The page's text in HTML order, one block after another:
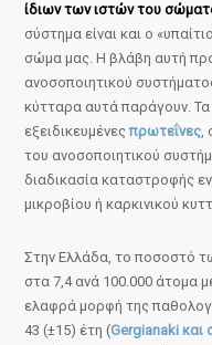
ίδιων των ιστών του
σύστημα είναι και ο
σώμα μας. Η βλάβη αυτή
ανοσοποιητικού
κύτταρα αυτά παράγουν. Τα
εξειδικευμένεςπρωτεΐνες,
του ανοσοποιητικού
διαδικασία καταστροφής
μικροβίου ή καρκινικού
Στην Ελλάδα, το ποσοστό
στα 7,4 ανά 100.000 άτομα
ελαφρά μορφή της
43 (±15) έτη (Gergianaki και